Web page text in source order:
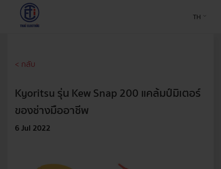
TH
< กลับ
Kyoritsu รุ่น Kew Snap 200 แคล้มป์มิเตอร์
ของช่างมืออาชีพ
6 Jul 2022